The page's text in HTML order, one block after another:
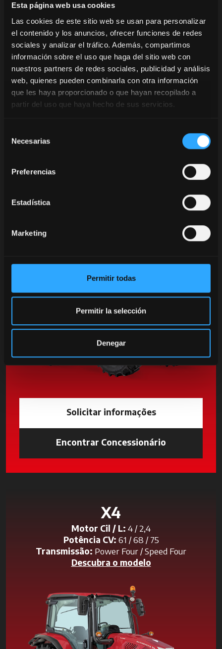
Esta página web usa cookies
Las cookies de este sitio web se usan para personalizar
el contenido y los anuncios, ofrecer funciones de redes
sociales y analizar el tráfico. Además, compartimos
información sobre el uso que haga del sitio web con
nuestros partners de redes sociales, publicidad y análisis
web, quienes pueden combinarla con otra información
que les haya proporcionado o que hayan recopilado a
partir del uso que haya hecho de sus servicios.
Necesarias
Preferencias
Estadística
Marketing
Permitir todas
Permitir la selección
Denegar
Solicitar informações
Encontrar Concessionárioopens in a
Transmissão:
P3-Drive / XtraShift / Power Four
Solicitar informações
Encontrar Concessionário
X4
Motor Cil / L: 4 / 2,4
Potência CV: 61 / 68 / 75
Transmissão: Power Four / Speed Four
Descubra o modelo